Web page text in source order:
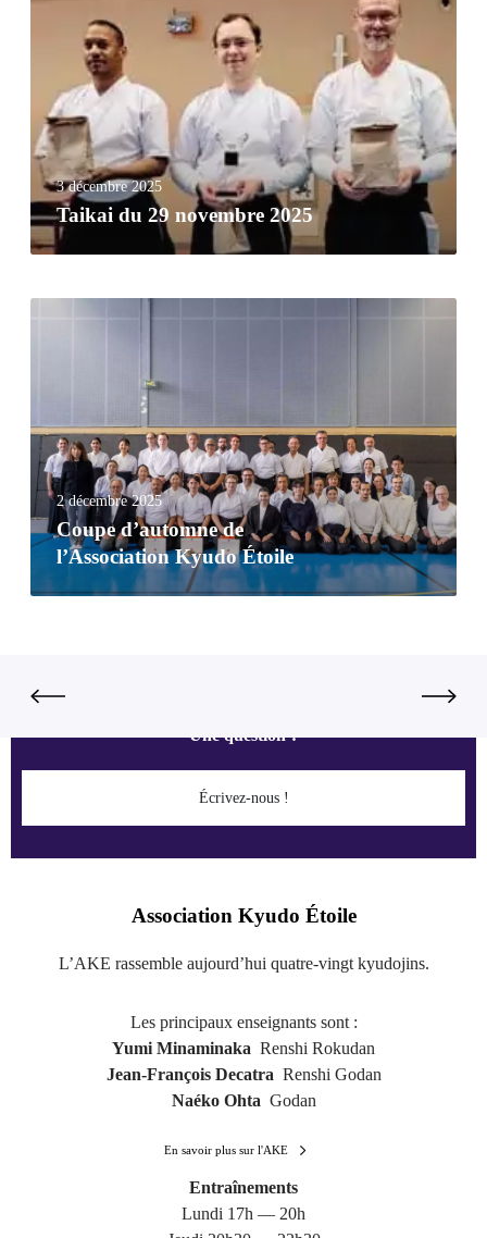
3 décembre 2025
Taikai du 29 novembre 2025
2 décembre 2025
Coupe d’automne de
l’Association Kyudo Étoile
Une question ?
Écrivez-nous !
Association Kyudo Étoile
L’AKE rassemble aujourd’hui quatre-vingt kyudojins.
Les principaux enseignants sont :
Yumi Minaminaka Renshi Rokudan
Jean-François Decatra Renshi Godan
Naéko Ohta Godan
En savoir plus sur l'AKE
Entraînements
Lundi 17h — 20h